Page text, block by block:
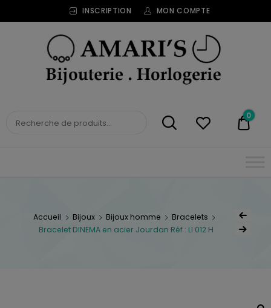
INSCRIPTION MON COMPTE
BIJOUTERIE
0
Accueil Bijoux Bijoux homme
Bracelets
Bracelet DINEMA en acier Jourdan Réf : LI 012 H